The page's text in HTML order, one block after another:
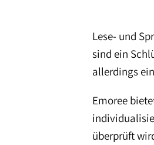
Lese- und
sind ein
allerdings
Emoree
überprüft